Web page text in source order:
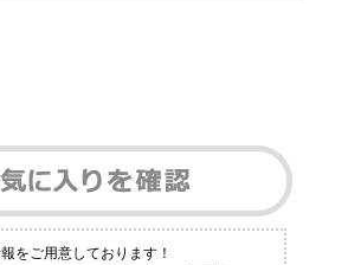
をご用意しております！